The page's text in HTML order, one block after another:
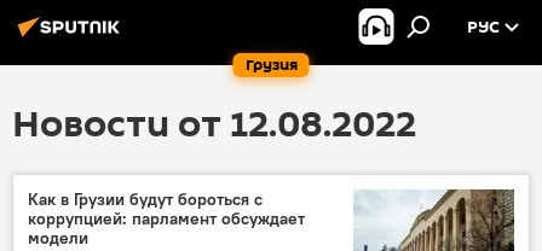
Грузия
РУС
Новости от 12.08.2022
Как в Грузии будут бороться с
коррупцией: парламент обсуждает
модели